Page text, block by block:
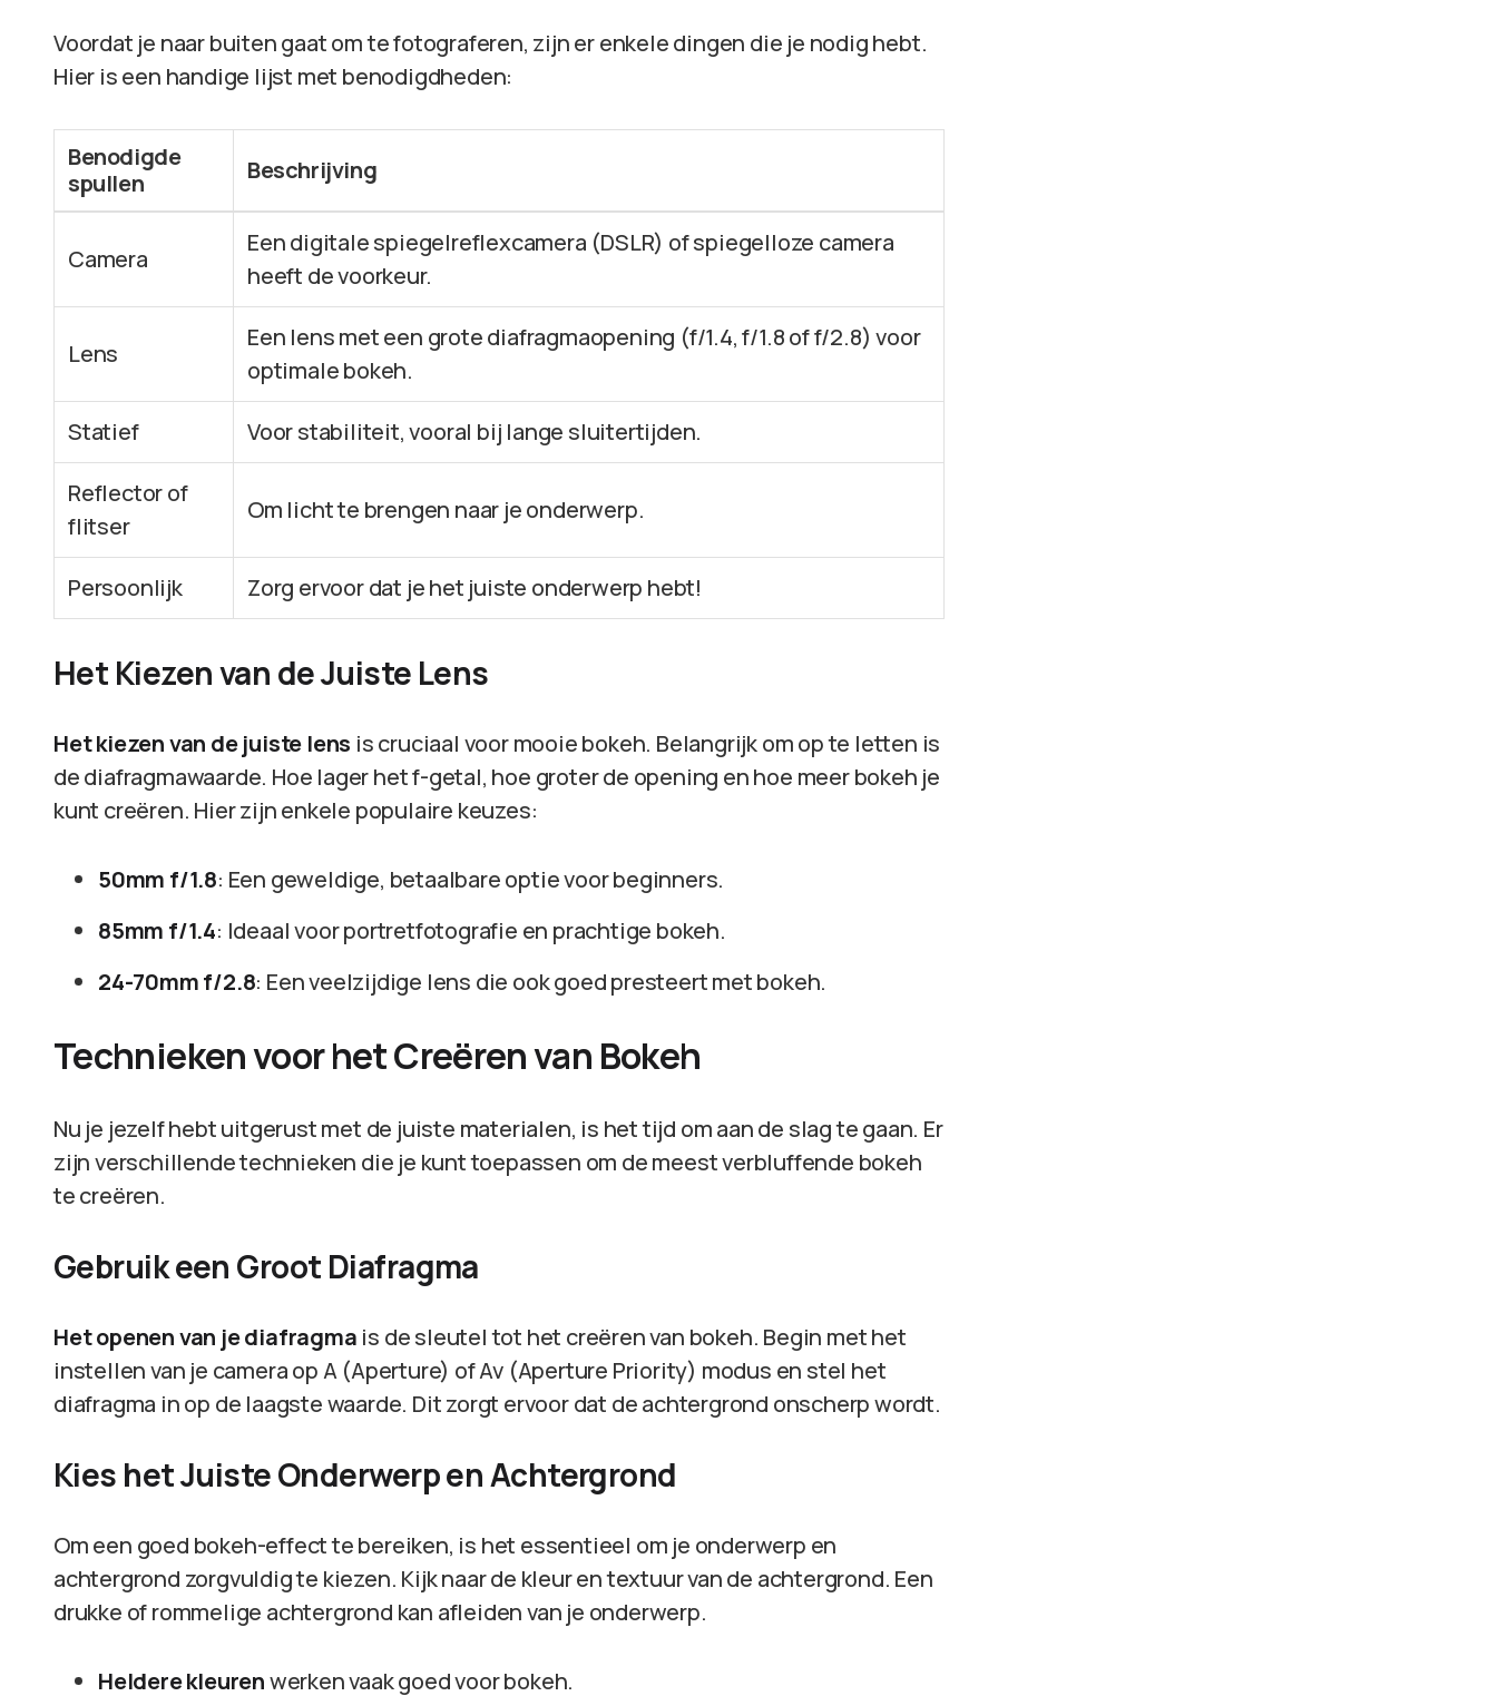
Voordat je naar buiten gaat om te fotograferen, zijn er enkele dingen die je nodig hebt.
Hier is een handige lijst met benodigdheden:
Benodigde
spullen
Beschrijving
Camera
Een digitale spiegelreflexcamera (DSLR) of spiegelloze camera
heeft de voorkeur.
Lens
Een lens met een grote diafragmaopening (f/1.4, f/1.8 of f/2.8) voor
optimale bokeh.
Statief Voor stabiliteit, vooral bij lange sluitertijden.
Reflector of
flitser
Om licht te brengen naar je onderwerp.
Persoonlijk Zorg ervoor dat je het juiste onderwerp hebt!
Het Kiezen van de Juiste Lens
Het kiezen van de juiste lens is cruciaal voor mooie bokeh. Belangrijk om op te letten is
de diafragmawaarde. Hoe lager het f-getal, hoe groter de opening en hoe meer bokeh je
kunt creëren. Hier zijn enkele populaire keuzes:
50mm f/1.8: Een geweldige, betaalbare optie voor beginners.
85mm f/1.4: Ideaal voor portretfotografie en prachtige bokeh.
24-70mm f/2.8: Een veelzijdige lens die ook goed presteert met bokeh.
Technieken voor het Creëren van Bokeh
Nu je jezelf hebt uitgerust met de juiste materialen, is het tijd om aan de slag te gaan. Er
zijn verschillende technieken die je kunt toepassen om de meest verbluffende bokeh
te creëren.
Gebruik een Groot Diafragma
Het openen van je diafragma is de sleutel tot het creëren van bokeh. Begin met het
instellen van je camera op A (Aperture) of Av (Aperture Priority) modus en stel het
diafragma in op de laagste waarde. Dit zorgt ervoor dat de achtergrond onscherp wordt.
Kies het Juiste Onderwerp en Achtergrond
Om een goed bokeh-effect te bereiken, is het essentieel om je onderwerp en
achtergrond zorgvuldig te kiezen. Kijk naar de kleur en textuur van de achtergrond. Een
drukke of rommelige achtergrond kan afleiden van je onderwerp.
Heldere kleurenwerken vaak goed voor bokeh.